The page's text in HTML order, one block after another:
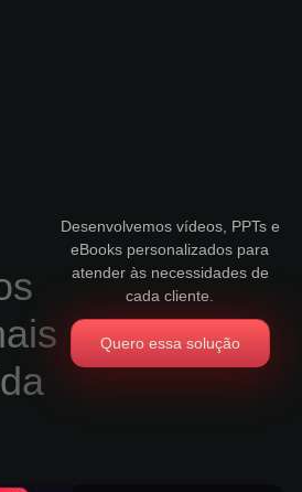
Desenvolvemos vídeos, PPTs e
eBooks personalizados para
atender às necessidades de
cada cliente.
Quero essa solução